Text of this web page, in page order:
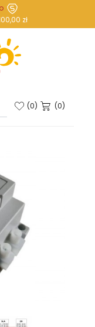
zł
(0) (0)